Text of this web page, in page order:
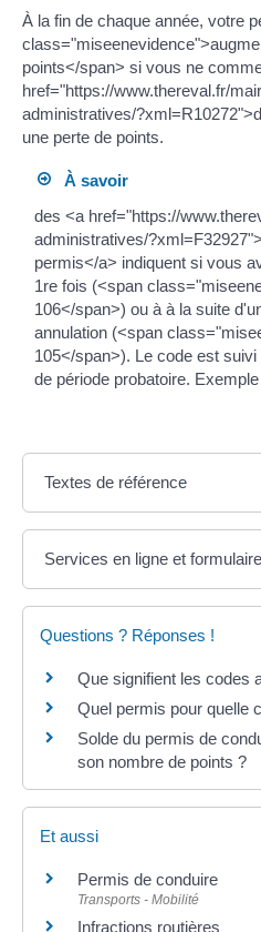
À la fin de chaque année, votre
points</span> si vous ne
href="https://www.thereval.fr/
administratives/
une perte de points.
À savoir
des <a href="https://
administratives/
permis</a> indiquent si vous
1re fois (<span
106</span>) ou à à la suite
annulation (<span
105</span>). Le code est
de période probatoire.
Textes de référence
Services en ligne et
Questions ? Réponses !
Que signifient les codes
Quel permis pour quelle
Solde du permis de
son nombre de points ?
Et aussi
Permis de conduire
Transports - Mobilité
Infractions routières